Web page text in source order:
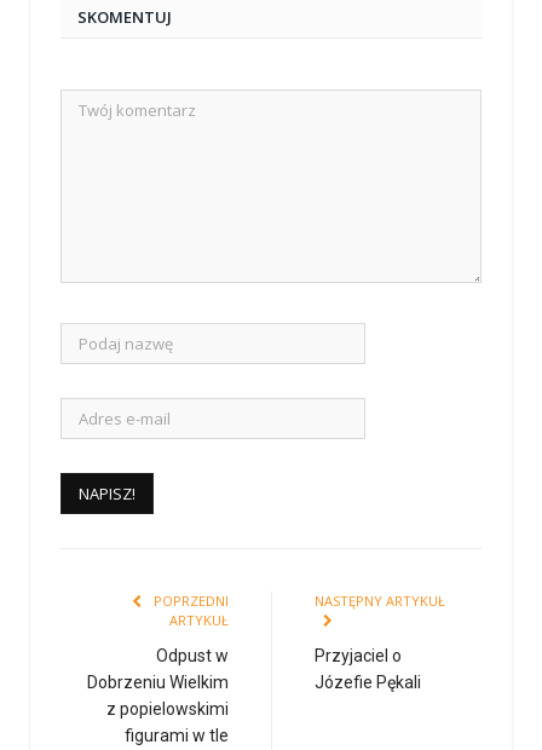
SKOMENTUJ
POPRZEDNI
ARTYKUŁ
Odpust w
Dobrzeniu Wielkim
z popielowskimi
figurami w tle
NASTĘPNY ARTYKUŁ
Przyjaciel o
Józefie Pękali